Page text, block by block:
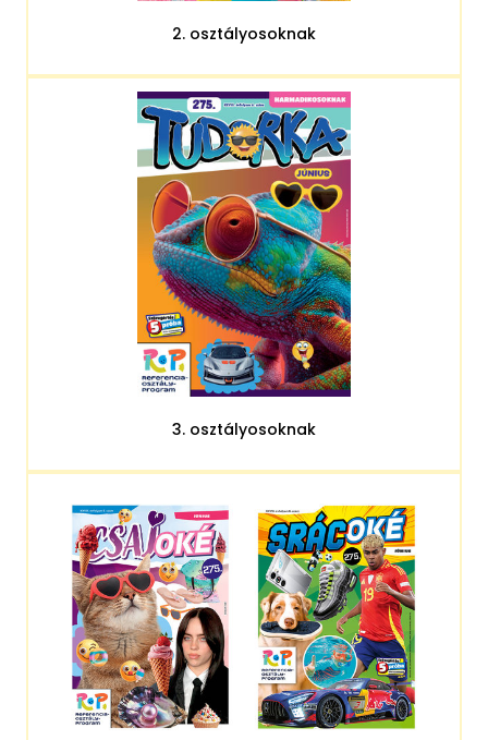
2. osztályosoknak
3. osztályosoknak